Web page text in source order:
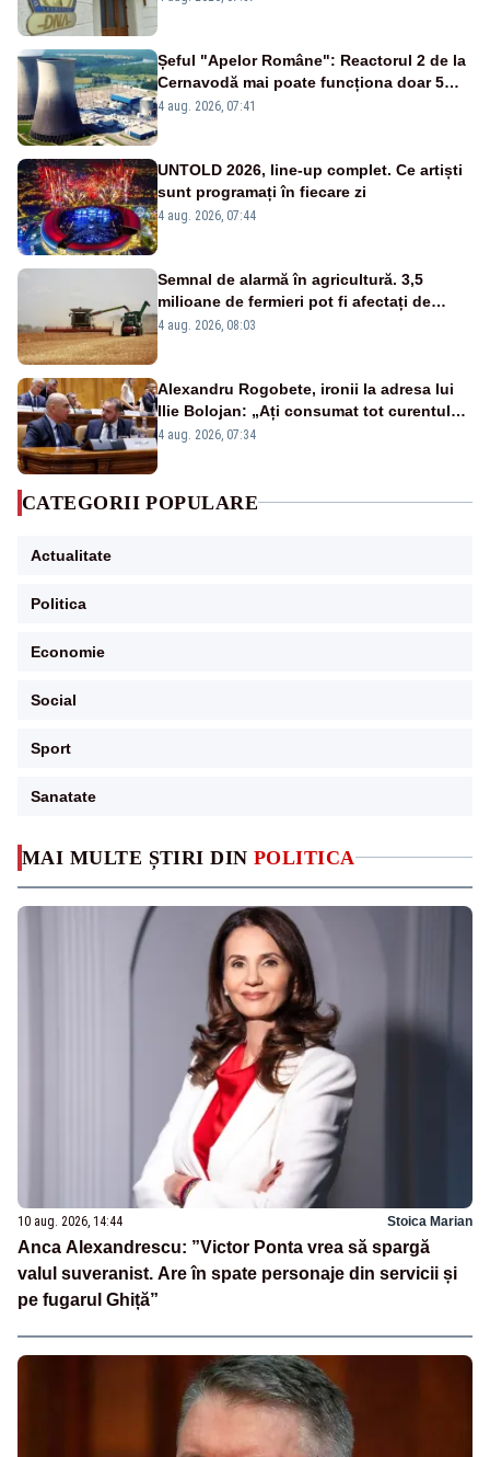
MAI MULTE ȘTIRI DIN POLITICA
10 aug. 2026, 14:44 Stoica Marian
Anca Alexandrescu: ”Victor Ponta vrea să spargă
valul suveranist. Are în spate personaje din servicii și
pe fugarul Ghiță”
Șeful "Apelor Române": Reactorul 2 de la
Cernavodă mai poate funcționa doar 5
zile
4 aug. 2026, 07:41
UNTOLD 2026, line-up complet. Ce artiști
sunt programați în fiecare zi
4 aug. 2026, 07:44
Semnal de alarmă în agricultură. 3,5
milioane de fermieri pot fi afectați de
strategia pentru conservarea
4 aug. 2026, 08:03
Alexandru Rogobete, ironii la adresa lui
Ilie Bolojan: „Ați consumat tot curentul
urmărind șobolani imaginari”
4 aug. 2026, 07:34
CATEGORII POPULARE
Actualitate
Politica
Economie
Social
Sport
Sanatate